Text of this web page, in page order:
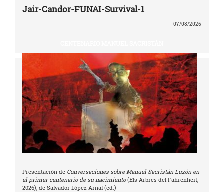
Jair-Candor-FUNAI-Survival-1
07/08/2026
Presentación de Conversaciones sobre Manuel Sacristán Luzón en
el primer centenario de su nacimiento(Els Arbres del Fahrenheit,
2026), de Salvador López Arnal (ed.)